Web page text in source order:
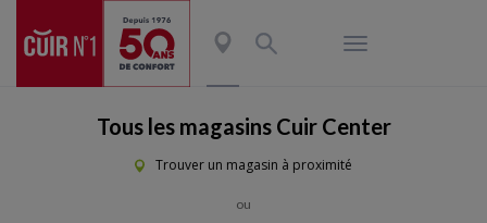
Tous les magasins Cuir Center
Trouver un magasin à proximité
ou